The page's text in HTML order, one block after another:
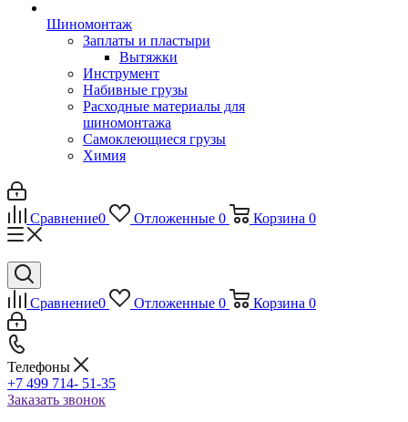
Шиномонтаж
Заплаты и пластыри
Вытяжки
Инструмент
Набивные грузы
Расходные материалы для
шиномонтажа
Самоклеющиеся грузы
Химия
Сравнение0 Отложенные 0 Корзина 0
Сравнение0 Отложенные 0 Корзина 0
Телефоны
+7 499 714- 51-35
Заказать звонок